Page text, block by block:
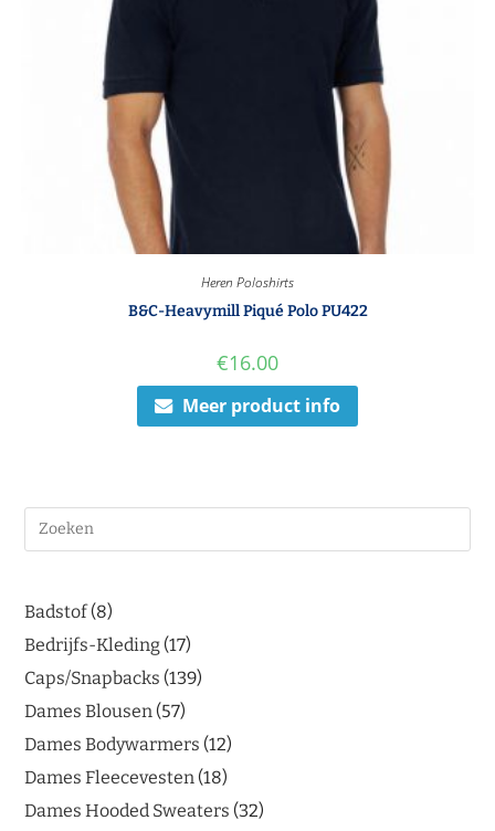
Heren Poloshirts
B&C-Heavymill Piqué Polo PU422
€16.00
Meer product info
Badstof 8
Bedrijfs-Kleding 17
Caps/Snapbacks 139
Dames Blousen 57
Dames Bodywarmers 12
Dames Fleecevesten 18
Dames Hooded Sweaters 32